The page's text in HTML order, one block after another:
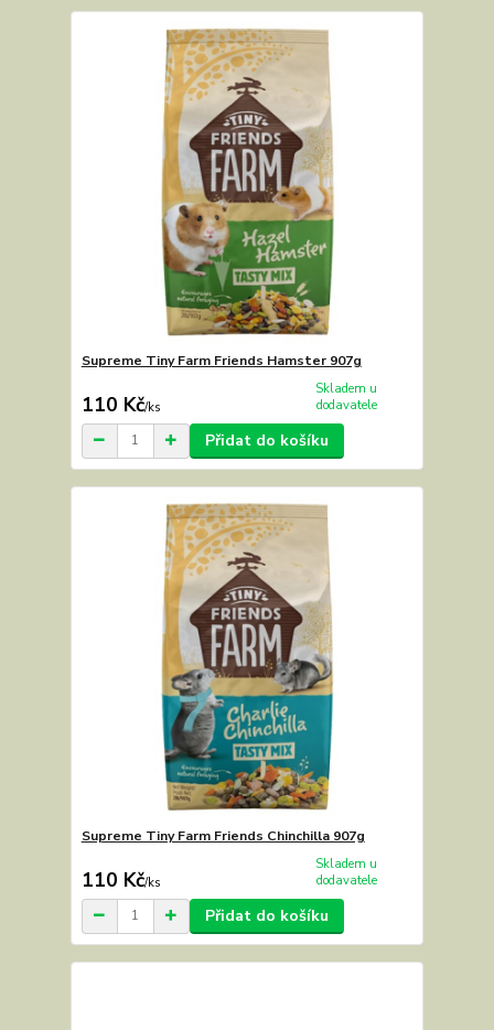
Supreme Tiny Farm Friends Hamster 907g
110 Kč/ks
Skladem u
dodavatele
Přidat do košíku
Supreme Tiny Farm Friends Chinchilla 907g
110 Kč/ks
Skladem u
dodavatele
Přidat do košíku